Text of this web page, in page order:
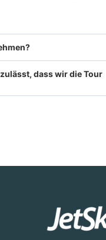
dass wir die Tour